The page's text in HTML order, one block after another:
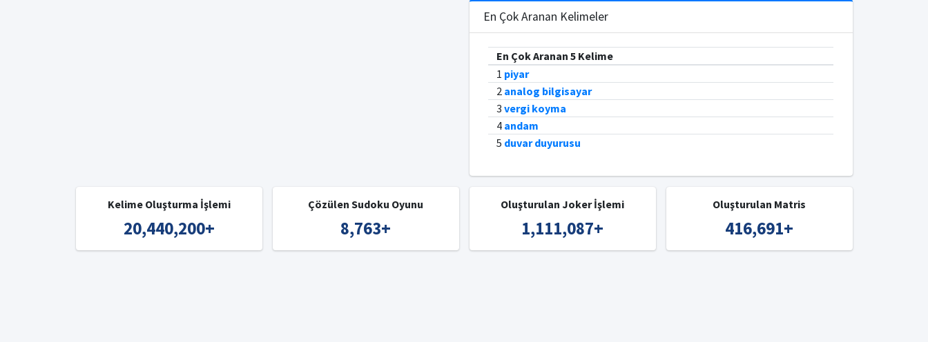
En Çok Aranan Kelimeler
En Çok Aranan 5 Kelime
1 piyar
2 analog bilgisayar
3 vergi koyma
4 andam
5 duvar duyurusu
Kelime Oluşturma İşlemi
20,440,200+
Çözülen Sudoku Oyunu
8,763+
Oluşturulan Joker İşlemi
1,111,087+
Oluşturulan Matris
416,691+